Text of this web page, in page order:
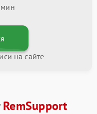
на сайте
RemSupport